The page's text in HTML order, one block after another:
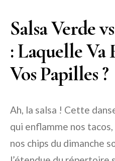
Salsa Verde
: Laquelle Va
Vos Papilles ?
Ah, la salsa ! Cette
qui enflamme nos
nos chips du dimanche